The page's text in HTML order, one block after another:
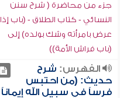
جزء من محاضرة ( شرح سنن
النسائي - كتاب الطلاق - (باب إذا
عرض بامرأته وشك بولده) إلى
(باب فراش الأمة))
الفهرس: شرح
حديث: (من احتبس
فرساً في سبيل الله إيماناً